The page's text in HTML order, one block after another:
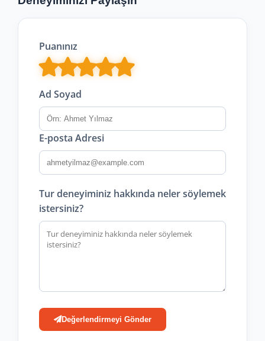
Puanınız
Ad Soyad
E-posta Adresi
Tur deneyiminiz hakkında neler söylemek
istersiniz?
Değerlendirmeyi Gönder